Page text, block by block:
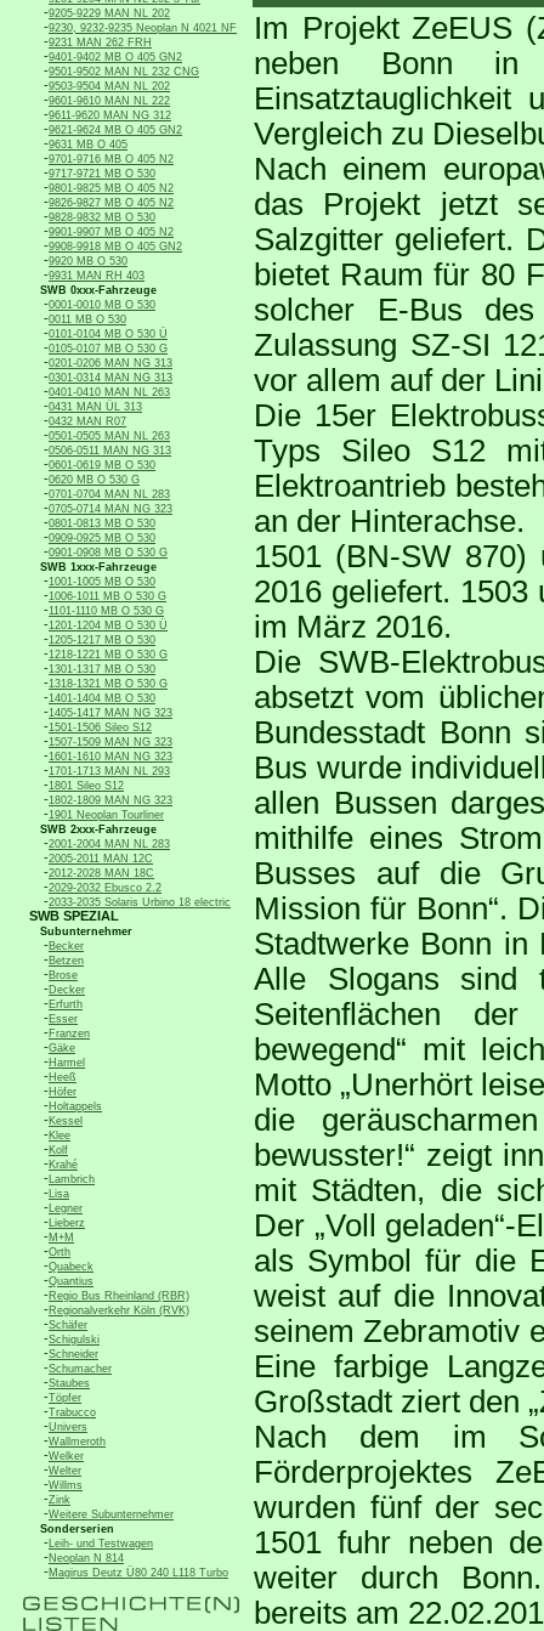
-9205-9229 MAN NL 202
-9230, 9232-9235 Neoplan N 4021 NF
-9231 MAN 262 FRH
-9401-9402 MB O 405 GN2
-9501-9502 MAN NL 232 CNG
-9503-9504 MAN NL 202
-9601-9610 MAN NL 222
-9611-9620 MAN NG 312
-9621-9624 MB O 405 GN2
-9631 MB O 405
-9701-9716 MB O 405 N2
-9717-9721 MB O 530
-9801-9825 MB O 405 N2
-9826-9827 MB O 405 N2
-9828-9832 MB O 530
-9901-9907 MB O 405 N2
-9908-9918 MB O 405 GN2
-9920 MB O 530
-9931 MAN RH 403
SWB 0xxx-Fahrzeuge
-0001-0010 MB O 530
-0011 MB O 530
-0101-0104 MB O 530 Ü
-0105-0107 MB O 530 G
-0201-0206 MAN NG 313
-0301-0314 MAN NG 313
-0401-0410 MAN NL 263
-0431 MAN ÜL 313
-0432 MAN R07
-0501-0505 MAN NL 263
-0506-0511 MAN NG 313
-0601-0619 MB O 530
-0620 MB O 530 G
-0701-0704 MAN NL 283
-0705-0714 MAN NG 323
-0801-0813 MB O 530
-0909-0925 MB O 530
-0901-0908 MB O 530 G
SWB 1xxx-Fahrzeuge
-1001-1005 MB O 530
-1006-1011 MB O 530 G
-1101-1110 MB O 530 G
-1201-1204 MB O 530 Ü
-1205-1217 MB O 530
-1218-1221 MB O 530 G
-1301-1317 MB O 530
-1318-1321 MB O 530 G
-1401-1404 MB O 530
-1405-1417 MAN NG 323
-1501-1506 Sileo S12
-1507-1509 MAN NG 323
-1601-1610 MAN NG 323
-1701-1713 MAN NL 293
-1801 Sileo S12
-1802-1809 MAN NG 323
-1901 Neoplan Tourliner
SWB 2xxx-Fahrzeuge
-2001-2004 MAN NL 283
-2005-2011 MAN 12C
-2012-2028 MAN 18C
-2029-2032 Ebusco 2.2
-2033-2035 Solaris Urbino 18 electric
SWB SPEZIAL
Subunternehmer
-Becker
-Betzen
-Brose
-Decker
-Erfurth
-Esser
-Franzen
-Gäke
-Harmel
-Heeß
-Höfer
-Holtappels
-Kessel
-Klee
-Kolf
-Krahé
-Lambrich
-Lisa
-Legner
-Lieberz
-M+M
-Orth
-Quabeck
-Quantius
-Regio Bus Rheinland (RBR)
-Regionalverkehr Köln (RVK)
-Schäfer
-Schigulski
-Schneider
-Schumacher
-Staubes
-Töpfer
-Trabucco
-Univers
-Wallmeroth
-Welker
-Welter
-Willms
-Zink
-Weitere Subunternehmer
Sonderserien
-Leih- und Testwagen
-Neoplan N 814
-Magirus Deutz Ü80 240 L118 Turbo
Im Projekt ZeEUS
neben Bonn in
Einsatztauglichkeit
Vergleich zu
Nach einem
das Projekt jetzt
Salzgitter geliefert.
bietet Raum für 80
solcher E-Bus
Zulassung SZ-SI
vor allem auf der
Die 15er
Typs Sileo S12
Elektroantrieb
an der Hinterachse.
1501 (BN-SW 870)
2016 geliefert. 1503
im März 2016.
Die SWB-
absetzt vom
Bundesstadt Bonn
Bus wurde
allen Bussen
mithilfe eines
Busses auf die
Mission für Bonn“.
Stadtwerke Bonn in
Alle Slogans sind
Seitenflächen
bewegend“ mit
Motto „Unerhört
die
bewusster!“ zeigt
mit Städten, die
Der „Voll geladen“-
als Symbol für die
weist auf die
seinem Zebramotiv
Eine farbige
Großstadt ziert den
Nach dem im
Förderprojektes
wurden fünf der
1501 fuhr neben
weiter durch
bereits am